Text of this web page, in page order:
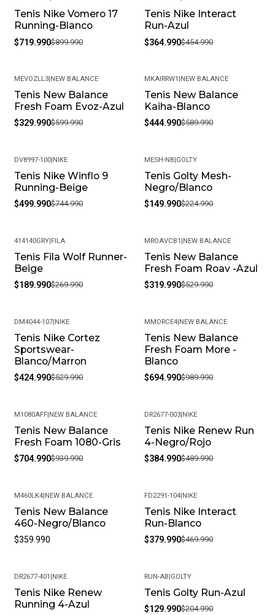
-20%
Tenis Nike Vomero 17
Running-Blanco
$719.990$899.990
-20%
Tenis Nike Interact
Run-Azul
$364.990$454.990
-45%
MEVOZLL3| NEW BALANCE
Tenis New Balance
Fresh Foam Evoz-Azul
$329.990$599.990
-25%
MKAIRRW1 NEW BALANCE
Tenis New Balance
Kaiha-Blanco
$444.990$589.990
-33%
DV8997-100| NIKE
Tenis Nike Winflo 9
Running-Beige
$499.990$744.990
-33%
MESH-NB GOLTY
Tenis Golty Mesh-
Negro/Blanco
$149.990$224.990
-30%
414140GRY| FILA
Tenis Fila Wolf Runner-
Beige
$189.990$269.990
-40%
MROAVCB1 NEW BALANCE
Tenis New Balance
Fresh Foam Roav -Azul
$319.990$529.990
-20%
DM4044-107| NIKE
Tenis Nike Cortez
Sportswear-
Blanco/Marron
$424.990$529.990
-30%
MMORCE4 NEW BALANCE
Tenis New Balance
Fresh Foam More -
Blanco
$694.990$989.990
-25%
M1080AFF| NEW BALANCE
Tenis New Balance
Fresh Foam 1080-Gris
$704.990$939.990
-21%
DR2677-003 NIKE
Tenis Nike Renew Run
4-Negro/Rojo
$384.990$489.990
M460LK4|NEW BALANCE
Tenis New Balance
460-Negro/Blanco
$359.990
-19%
FD2291-104|NIKE
Tenis Nike Interact
Run-Blanco
$379.990$469.990
-30%
DR2677-401 |NIKE
Tenis Nike Renew
Running 4-Azul
-37%
RUN-AB|GOLTY
Tenis Golty Run-Azul
$129.990$204.990